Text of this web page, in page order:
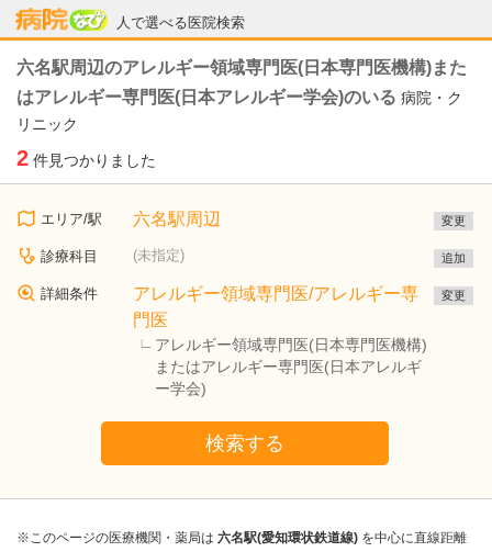
人で選べる医院検索
病院なび
六名駅周辺のアレルギー領域専門医(日本専門医機構)また
はアレルギー専門医(日本アレルギー学会)のいる 病院・ク
リニック
2 件見つかりました
エリア/駅 六名駅周辺 変更
診療科目 (未指定) 追加
詳細条件
アレルギー領域専門医/アレルギー専
門医
アレルギー領域専門医(日本専門医機構)
またはアレルギー専門医(日本アレルギ
ー学会)
変更
検索する
※このページの医療機関・薬局は 六名駅(愛知環状鉄道線) を中心に直線距離